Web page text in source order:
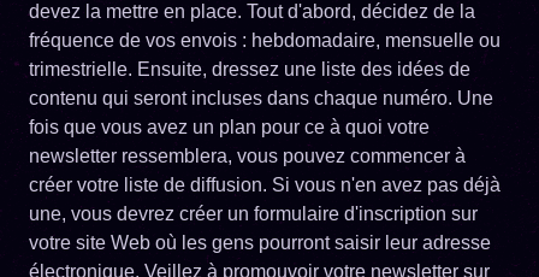
devez la mettre en place. Tout d'abord, décidez de la
fréquence de vos envois : hebdomadaire, mensuelle ou
trimestrielle. Ensuite, dressez une liste des idées de
contenu qui seront incluses dans chaque numéro. Une
fois que vous avez un plan pour ce à quoi votre
newsletter ressemblera, vous pouvez commencer à
créer votre liste de diffusion. Si vous n'en avez pas déjà
une, vous devrez créer un formulaire d'inscription sur
votre site Web où les gens pourront saisir leur adresse
électronique. Veillez à promouvoir votre newsletter sur